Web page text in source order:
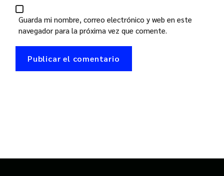
Guarda mi nombre, correo electrónico y web en este
navegador para la próxima vez que comente.